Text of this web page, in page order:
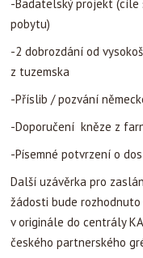
-Badatelský projekt (cíle
pobytu)
-2 dobrozdání od
z tuzemska
-Příslib / pozvání
-Doporučení kněze z
-Písemné potvrzení o
Další uzávěrka pro
žádosti bude rozhodnuto
v originále do centrály
českého partnerského